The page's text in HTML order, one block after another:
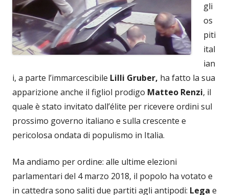
gli
os
piti
ital
ian
i, a parte l’immarcescibile Lilli Gruber, ha fatto la sua
apparizione anche il figliol prodigo Matteo Renzi, il
quale è stato invitato dall’élite per ricevere ordini sul
prossimo governo italiano e sulla crescente e
pericolosa ondata di populismo in Italia.
Ma andiamo per ordine: alle ultime elezioni
parlamentari del 4 marzo 2018, il popolo ha votato e
in cattedra sono saliti due partiti agli antipodi: Lega e